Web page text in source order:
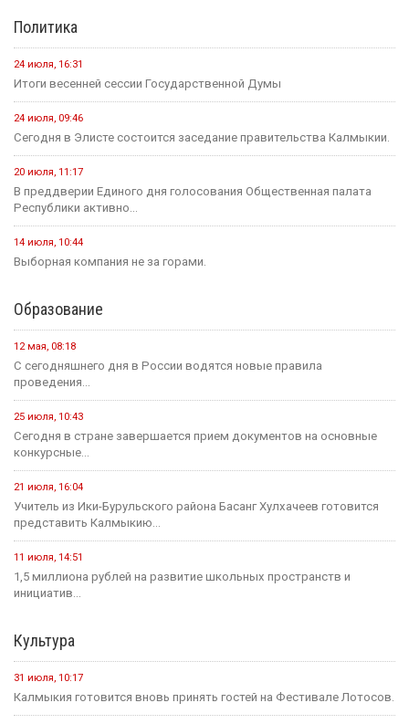
Политика
24 июля, 16:31
Итоги весенней сессии Государственной Думы
24 июля, 09:46
Сегодня в Элисте состоится заседание правительства Калмыкии.
20 июля, 11:17
В преддверии Единого дня голосования Общественная палата
Республики активно...
14 июля, 10:44
Выборная компания не за горами.
Образование
12 мая, 08:18
С сегодняшнего дня в России водятся новые правила
проведения...
25 июля, 10:43
Сегодня в стране завершается прием документов на основные
конкурсные...
21 июля, 16:04
Учитель из Ики-Бурульского района Басанг Хулхачеев готовится
представить Калмыкию...
11 июля, 14:51
1,5 миллиона рублей на развитие школьных пространств и
инициатив...
Культура
31 июля, 10:17
Калмыкия готовится вновь принять гостей на Фестивале Лотосов.